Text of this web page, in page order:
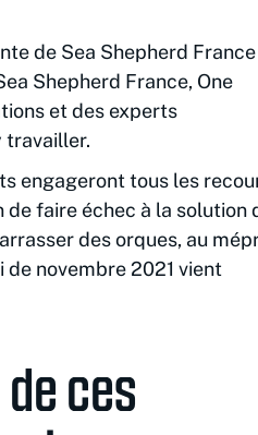
de Sea Shepherd France
Shepherd France, One
et des experts
travailler.
engageront tous les
faire échec à la solution
des orques, au
novembre 2021 vient
ces